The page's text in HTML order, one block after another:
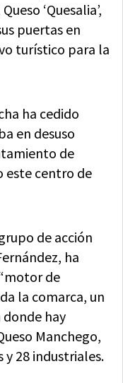
‘Quesalia’,
puertas en
turístico para la
ha cedido
en desuso
de
este centro de
de acción
ha
de
la comarca, un
hay
Manchego,
y 28 industriales.